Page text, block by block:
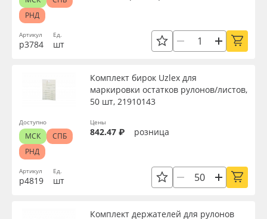
Артикул
р3784
Ед.
шт
РНД
Артикул
р4819
Комплект бирок Uzlex для
маркировки остатков рулонов/листов,
50 шт, 21910143
Ед.
шт
Цены
842.47 ₽ розница
Доступно
МСК
СПБ
РНД
Комплект держателей для рулонов